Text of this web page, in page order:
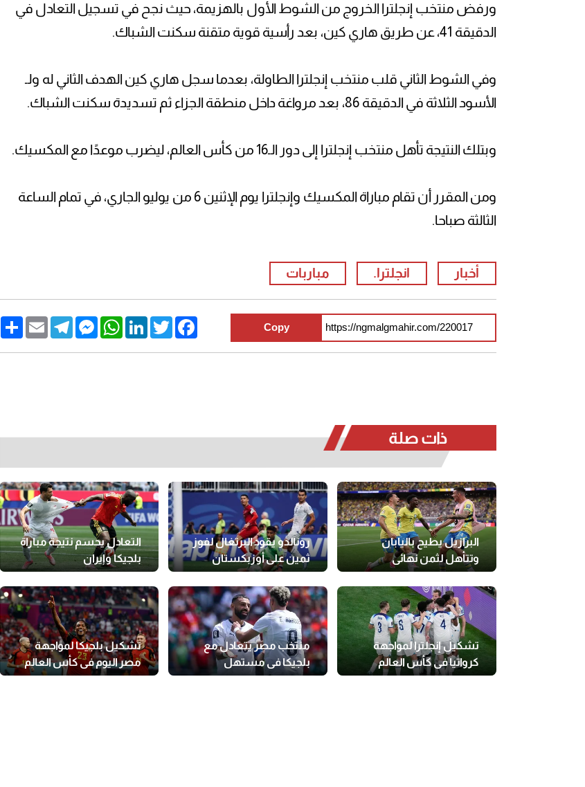
ورفض منتخب إنجلترا الخروج من الشوط الأول بالهزيمة، حيث نجح في تسجيل التعادل في
الدقيقة 41، عن طريق هاري كين، بعد رأسية قوية متقنة سكنت الشباك.
وفي الشوط الثاني قلب منتخب إنجلترا الطاولة، بعدما سجل هاري كين الهدف الثاني له ولـ
الأسود الثلاثة في الدقيقة 86، بعد مرواغة داخل منطقة الجزاء ثم تسديدة سكنت الشباك.
وبتلك النتيجة تأهل منتخب إنجلترا إلى دور الـ16 من كأس العالم، ليضرب موعدًا مع المكسيك.
ومن المقرر أن تقام مباراة المكسيك وإنجلترا يوم الإثنين 6 من يوليو الجاري، في تمام الساعة
الثالثة صباحا.
أخبار انجلترا. مباربات
Copy
ShareEmail
Telegram
MessengerWhatsAppLinkedInTwitter
Facebook
ذات صلة
البرازيل يطيح باليابان
وتتأهل لثمن نهائي
المونديال
رونالدو يقود البرتغال لفوز
ثمين على أوزبكستان
التعادل يحسم نتيجة مباراة
بلجيكا وإيران
تشكيل إنجلترا لمواجهة
كرواتيا في كأس العالم
منتخب مصر يتعادل مع
بلجيكا في مستهل
مشواره بالمونديال
تشكيل بلجيكا لمواجهة
مصر اليوم في كأس العالم